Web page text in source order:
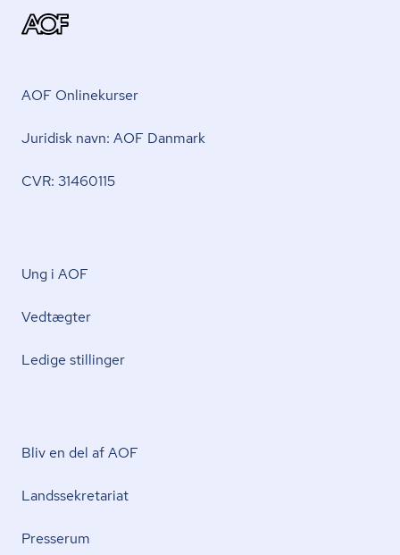
AOF Onlinekurser
Juridisk navn: AOF Danmark
CVR: 31460115
Ung i AOF
Vedtægter
Ledige stillinger
Bliv en del af AOF
Lands­se­kre­ta­ri­at
Presserum